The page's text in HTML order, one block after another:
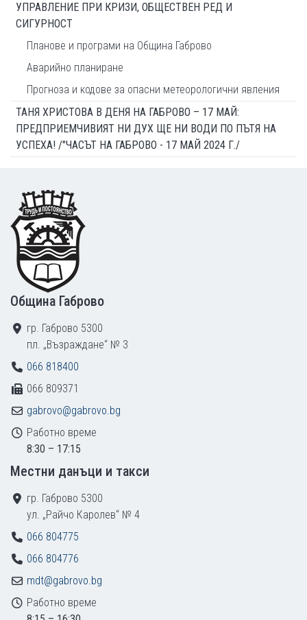
УПРАВЛЕНИЕ ПРИ КРИЗИ, ОБЩЕСТВЕН РЕД И
СИГУРНОСТ
Планове и програми на Община Габрово
Аварийно планиране
Прогноза и кодове за опасни метеорологични явления
ТАНЯ ХРИСТОВА В ДЕНЯ НА ГАБРОВО – 17 МАЙ:
ПРЕДПРИЕМЧИВИЯТ НИ ДУХ ЩЕ НИ ВОДИ ПО ПЪТЯ НА
УСПЕХА! /"ЧАСЪТ НА ГАБРОВО - 17 МАЙ 2024 Г./
Footer
Община Габрово
гр. Габрово 5300
пл. „Възраждане“ № 3
066 818400
066 809371
gabrovo@gabrovo.bg
Работно време
8:30 – 17:15
Местни данъци и такси
гр. Габрово 5300
ул. „Райчо Каролев“ № 4
066 804775
066 804776
mdt@gabrovo.bg
Работно време